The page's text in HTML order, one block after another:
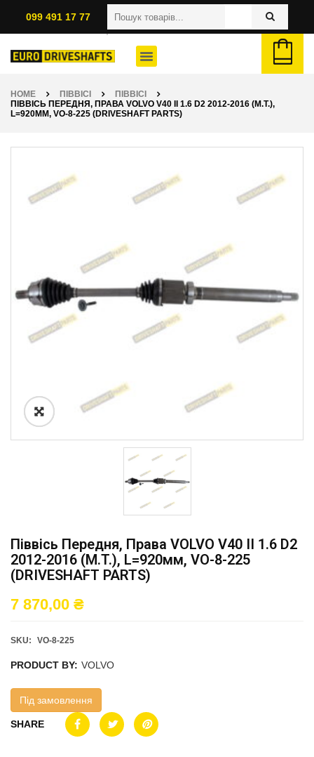
099 491 17 77
HOME ПІВВІСІ
ПІВВІСІ
ПІВВІСЬ ПЕРЕДНЯ, ПРАВА VOLVO V40 II 1.6 D2 2012-2016 (M.T.),
L=920ММ, VO-8-225 (DRIVESHAFT PARTS)
Піввісь Передня, Права VOLVO V40 II 1.6 D2
2012-2016 (M.T.), L=920мм, VO-8-225
(DRIVESHAFT PARTS)
7 870,00 ₴
SKU: VO-8-225
PRODUCT BY: VOLVO
Під замовлення
SHARE